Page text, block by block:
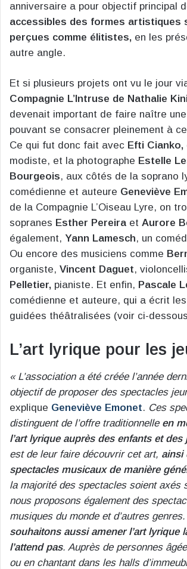
anniversaire a pour objectif principal
accessibles des formes artistiques
perçues comme élitistes, en les
autre angle.
Et si plusieurs projets ont vu le jour
Compagnie L’Intruse de Nathalie
devenait important de faire naître
pouvant se consacrer pleinement à
Ce qui fut donc fait avec Efti Cianko,
modiste, et la photographe Estelle
Bourgeois, aux côtés de la soprano
comédienne et auteure Geneviève
de la Compagnie L’Oiseau Lyre, on
sopranes Esther Pereira et Aurore
également, Yann Lamesch, un
Ou encore des musiciens comme
organiste, Vincent Daguet,
Pelletier, pianiste. Et enfin, Pascale
comédienne et auteure, qui a écrit
guidées théâtralisées (voir ci-
L’art lyrique pour les
« L’association a été créée l’année
objectif de proposer des spectacles
explique Geneviève Emonet. Ces
distinguent de l’offre traditionnelle en
l’art lyrique auprès des enfants et des
est de leur faire découvrir cet art, ainsi
spectacles musicaux de manière
la majorité des spectacles soient axés
nous proposons également des
musiques du monde et d’autres genres.
souhaitons aussi amener l’art lyrique
l’attend pas. Auprès de personnes
ou en chantant dans les halls